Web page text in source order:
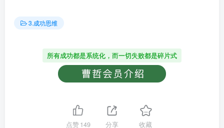
3.成功思维
所有成功都是系统化，而一切失败都是碎片式
点赞149 分享 收藏